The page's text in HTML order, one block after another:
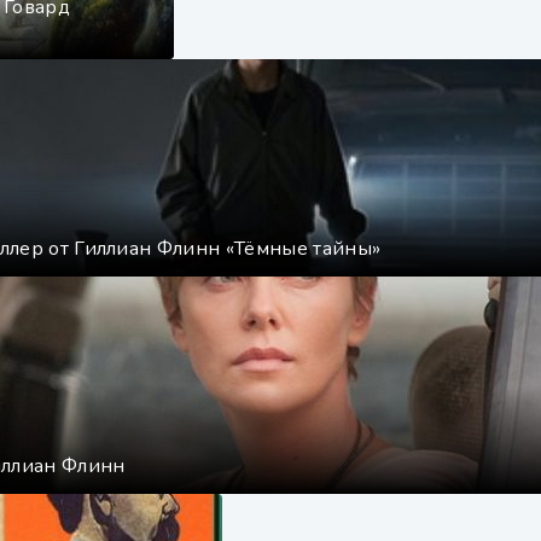
от Гиллиан Флинн «Тёмные тайны»
Флинн